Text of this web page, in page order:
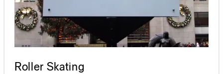
Roller Skating